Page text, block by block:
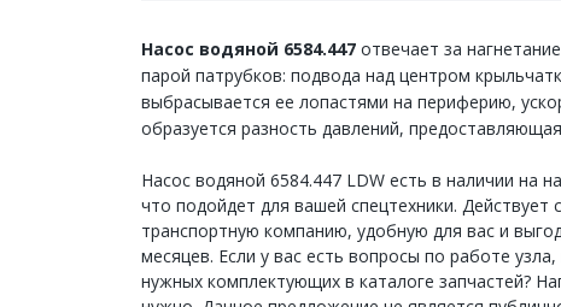
Насос водяной 6584.447 отвечает за
парой патрубков: подвода над центром
выбрасывается ее лопастями на периферию,
образуется разность давлений,
Насос водяной 6584.447 LDW есть в наличии
что подойдет для вашей спецтехники. Действует
транспортную компанию, удобную для вас и
месяцев. Если у вас есть вопросы по работе
нужных комплектующих в каталоге запчастей?